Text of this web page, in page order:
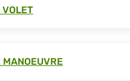
VOLET